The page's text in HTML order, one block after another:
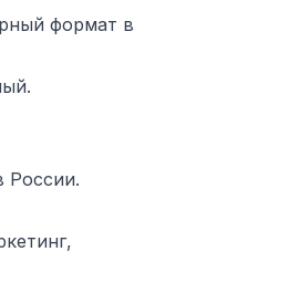
формат в
России.